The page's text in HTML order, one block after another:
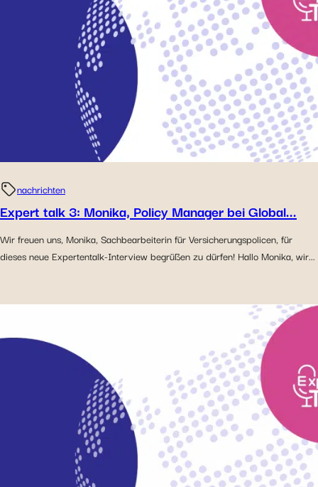
mit den verwendeten sozialen Netzwerken zu teilen und
Ihnen die Möglichkeit zu geben, Inhalte anzuzeigen, die
auf einer externen Website gehostet werden.
nachrichten
Expert talk 3: Monika, Policy Manager bei Global...
Wir freuen uns, Monika, Sachbearbeiterin für Versicherungspolicen, für
dieses neue Expertentalk-Interview begrüßen zu dürfen! Hallo Monika, wir...